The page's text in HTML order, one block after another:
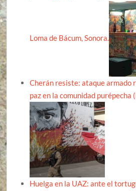
Loma de Bácum, Sonora.
Cherán resiste: ataque armado
paz en la comunidad purépecha
Huelga en la UAZ: ante el